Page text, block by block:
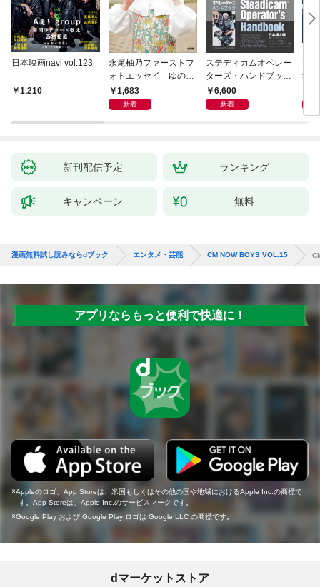
日本映画navi vol.123
1,210
永尾柚乃ファーストフ
ォトエッセイ ゆのも
のがたり
1,683
新着
ステディカムオペレー
ターズ・ハンドブック
日本語版 電子版 第２
版
6,600
新着
集
ウ
【
新刊配信予定 ランキング
キャンペーン 無料
漫画無料試し読みならdブック エンタメ・芸能 CM NOW BOYS VOL.15
アプリならもっと便利で快適に！
Appleのロゴ、App Storeは、米国もしくはその他の国や地域におけるApple Inc.の商標で
す。App Storeは、Apple Inc.のサービスマークです。
Google Play および Google Play ロゴは Google LLC の商標です。
dマーケットストア